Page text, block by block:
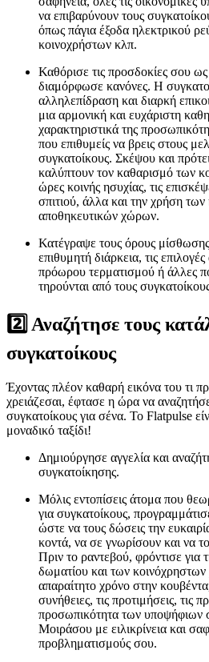
να επιβαρύνουν τους
όπως πάγια έξοδα ηλεκτρικού
κοινοχρήστων κλπ.
Καθόρισε τις προσδοκίες σου
διαμόρφωσε κανόνες. Η
αλληλεπίδραση και διαρκή
μια αρμονική και ευχάριστη
χαρακτηριστικά της
που επιθυμείς να βρεις στους
συγκατοίκους. Σκέψου και
καλύπτουν τον καθαρισμό των
ώρες κοινής ησυχίας, τις
σπιτιού, άλλα και την χρήση
αποθηκευτικών χώρων.
Κατέγραψε τους όρους
επιθυμητή διάρκεια, τις
πρόωρου τερματισμού ή άλλες
τηρούνται από τους
2️⃣ Αναζήτησε τους
συγκατοίκους
Έχοντας πλέον καθαρή εικόνα του τι
χρειάζεσαι, έφτασε η ώρα να
συγκατοίκους για σένα. Το Flatpulse
μοναδικό ταξίδι!
Δημιούργησε αγγελία και
συγκατοίκησης.
Μόλις εντοπίσεις άτομα που
για συγκατοίκους,
ώστε να τους δώσεις την
κοντά, να σε γνωρίσουν και να
Πριν το ραντεβού, φρόντισε για
δωματίου και των
απαραίτητο χρόνο στην
συνήθειες, τις προτιμήσεις, τις
προσωπικότητα των υποψήφιων
Μοιράσου με ειλικρίνεια και
προβληματισμούς σου.